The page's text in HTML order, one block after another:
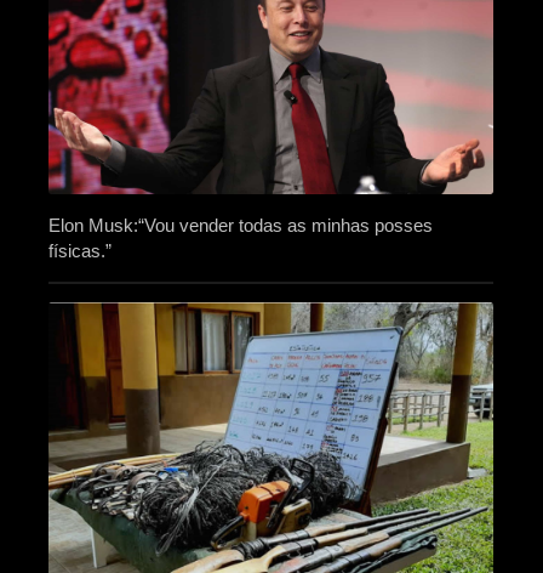
Elon Musk:“Vou vender todas as minhas posses
físicas.”